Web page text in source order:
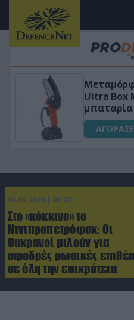
κήπο σου με το
με
08.08.2026 | 01:02
Στο «κόκκινο» το
Ντνιπροπετρόφσκ: Οι
Ουκρανοί μιλούν για
σφοδρές ρωσικές
σε όλη την επικράτεια